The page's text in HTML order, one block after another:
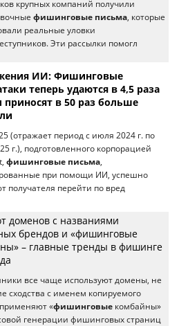
крупных компаний получили
фишинговые письма , которые
реальные уловки
Эти рассылки помогл
ИИ: Фишинговые
теперь удаются в 4,5 раза
в 50 раз больше
(отражает период с июля 2024 г. по
г.), подготовленного корпорацией
фишинговые письма
при помощи ИИ, успешно
получателя перейти по вред
доменов с названиями
брендов и «фишинговые
– главные тренды в фишинге
все чаще используют домены, не
сходства с именем копируемого
«фишинговые комбайны»
генерации фишинговых страниц